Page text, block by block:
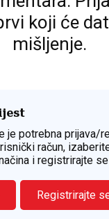
koji će
mišljenje.
je potrebna prijava/
račun,
i registrirajte
Registrirajte